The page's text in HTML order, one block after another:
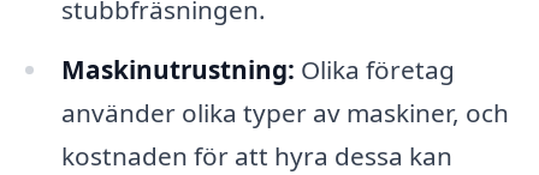
stubbfräsningen.
Maskinutrustning: Olika företag
använder olika typer av maskiner, och
kostnaden för att hyra dessa kan